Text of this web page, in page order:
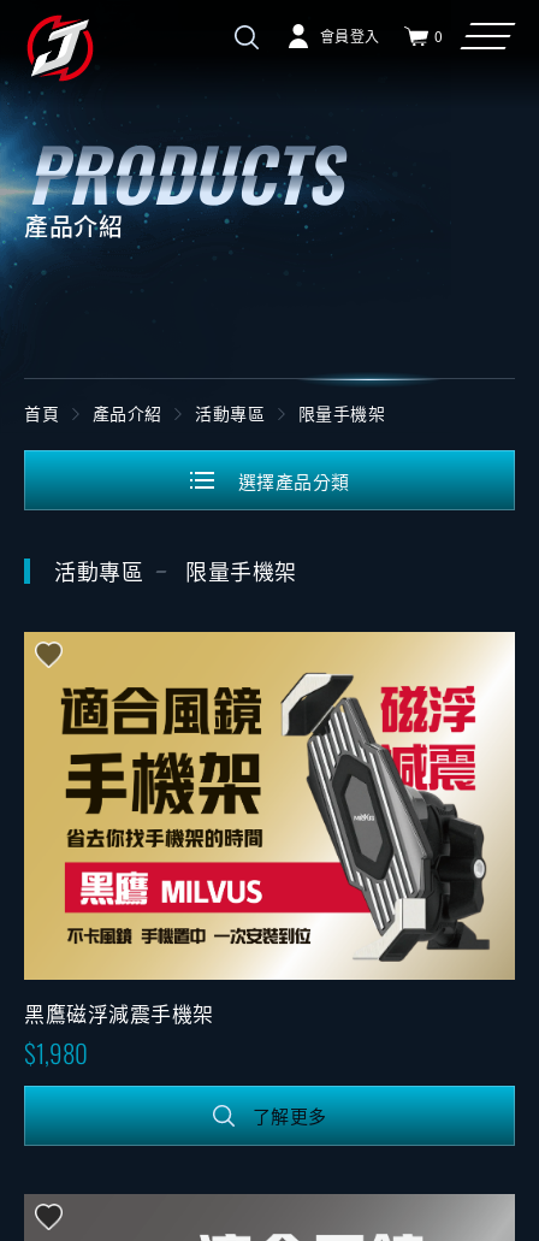
會員登入 0
產品介紹
首頁 產品介紹 活動專區 限量手機架
選擇產品分類
活動專區 限量手機架
黑鷹磁浮減震手機架
1,980
了解更多